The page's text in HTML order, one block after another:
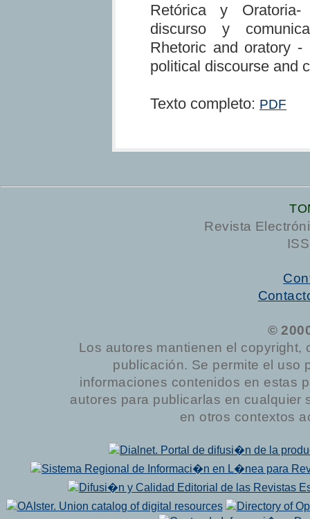
Retórica y Oratoria-
discurso y
Rhetoric and oratory -
political discourse and
Texto completo: PDF
Revista
©
Los autores mantienen el
publicación. Se permite el uso
informaciones contenidos en estas
autores para publicarlas en cualquier
en otros contextos